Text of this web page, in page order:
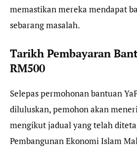
memastikan mereka mendapat
sebarang masalah.
Tarikh Pembayaran
RM500
Selepas permohonan bantuan
diluluskan, pemohon akan
mengikut jadual yang telah
Pembangunan Ekonomi Islam